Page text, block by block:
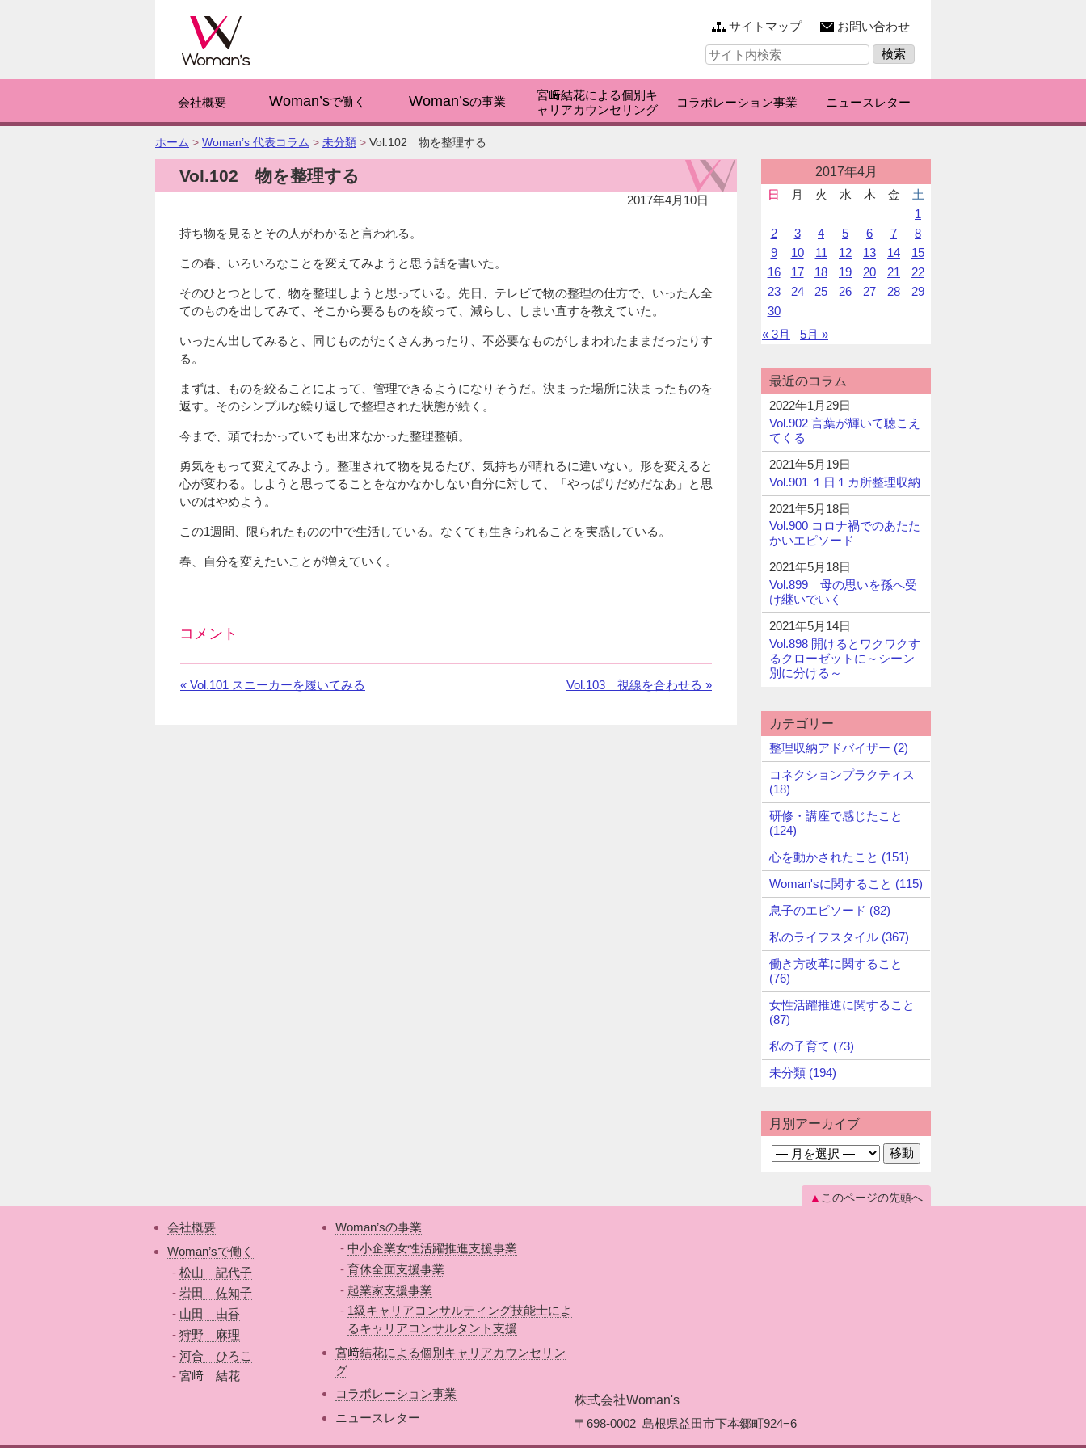
サイトマップ
お問い合わせ
サ
イ
検
索:
会社概要 Woman’sで働く Woman’sの事業
宮﨑結花による個別キ
ャリアカウンセリング
コラボレーション事業 ニュースレター
こ
の
ー
ホーム > Woman’s 代表コラム > 未分類 > Vol.102 物を整理する
Vol.102 物を整理する
2017年4月10日
持ち物を見るとその人がわかると言われる。
この春、いろいろなことを変えてみようと思う話を書いた。
そのひとつとして、物を整理しようと思っている。先日、テレビで物の整理の仕方で、いったん全
てのものを出してみて、そこから要るものを絞って、減らし、しまい直すを教えていた。
いったん出してみると、同じものがたくさんあったり、不必要なものがしまわれたままだったりす
る。
まずは、ものを絞ることによって、管理できるようになりそうだ。決まった場所に決まったものを
返す。そのシンプルな繰り返しで整理された状態が続く。
今まで、頭でわかっていても出来なかった整理整頓。
勇気をもって変えてみよう。整理されて物を見るたび、気持ちが晴れるに違いない。形を変えると
心が変わる。しようと思ってることをなかなかしない自分に対して、「やっぱりだめだなあ」と思
いのはやめよう。
この1週間、限られたものの中で生活している。なくても生きられることを実感している。
春、自分を変えたいことが増えていく。
コメント
コ
« 前
Vol.101 スニーカーを履いてみる
次
Vol.103 視線を合わせる »
稿
カ
ン
ダ
2017年4月
日
月 火 水 木 金
土
1
2
3 4 5 6 7
8
9
10 11 12 13 14
15
16
17 18 19 20 21
22
23
24 25 26 27 28
29
30
« 3月
5月 »
最近のコラム
2022年1月29日
Vol.902 言葉が輝いて聴こえ
てくる
2021年5月19日
Vol.901 １日１カ所整理収納
2021年5月18日
Vol.900 コロナ禍でのあたた
かいエピソード
2021年5月18日
Vol.899 母の思いを孫へ受
け継いでいく
2021年5月14日
Vol.898 開けるとワクワクす
るクローゼットに～シーン
別に分ける～
カテゴリー
整理収納アドバイザー (2)
コネクションプラクティス
(18)
研修・講座で感じたこと
(124)
心を動かされたこと (151)
Woman'sに関すること (115)
息子のエピソード (82)
私のライフスタイル (367)
働き方改革に関すること
(76)
女性活躍推進に関すること
(87)
私の子育て (73)
未分類 (194)
月別アーカイブ
会社概要
Woman’sで働く
松山 記代子
岩田 佐知子
山田 由香
狩野 麻理
河合 ひろこ
宮﨑 結花
Woman’sの事業
中小企業女性活躍推進支援事業
育休全面支援事業
起業家支援事業
1級キャリアコンサルティング技能士によ
るキャリアコンサルタント支援
宮﨑結花による個別キャリアカウンセリン
グ
コラボレーション事業
ニュースレター
株式会社Woman's
〒698-0002 島根県益田市下本郷町924−6
このページの先頭へ